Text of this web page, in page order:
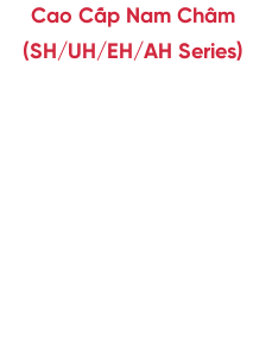
Cao Cấp Nam Châm
(SH/UH/EH/AH Series)